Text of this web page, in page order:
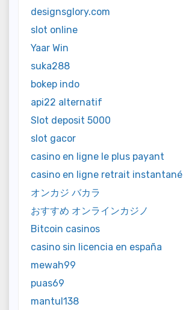
designsglory.com
slot online
Yaar Win
suka288
bokep indo
api22 alternatif
Slot deposit 5000
slot gacor
casino en ligne le plus payant
casino en ligne retrait instantané
オンカジ バカラ
おすすめ オンラインカジノ
Bitcoin casinos
casino sin licencia en españa
mewah99
puas69
mantul138